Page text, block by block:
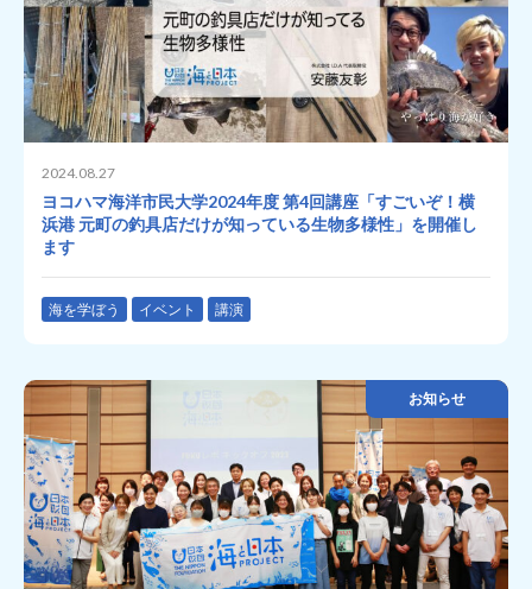
2024.08.27
ヨコハマ海洋市民大学2024年度 第4回講座「すごいぞ！横
浜港 元町の釣具店だけが知っている生物多様性」を開催し
ます
海を学ぼう イベント 講演
お知らせ